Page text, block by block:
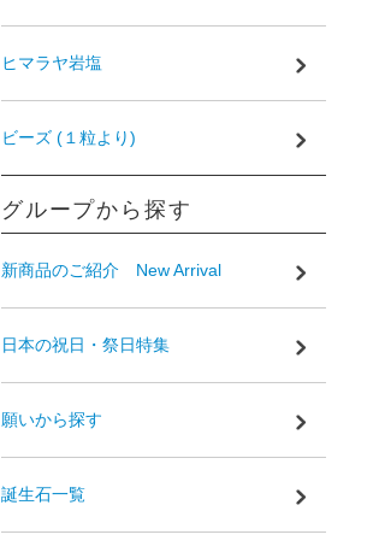
ヒマラヤ岩塩
ビーズ (１粒より)
グループから探す
新商品のご紹介 New Arrival
日本の祝日・祭日特集
願いから探す
誕生石一覧